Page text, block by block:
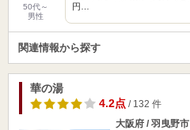
50代～
男性
円…
関連情報から探す
華の湯
4.2点/ 132 件
大阪府 / 羽曳野市